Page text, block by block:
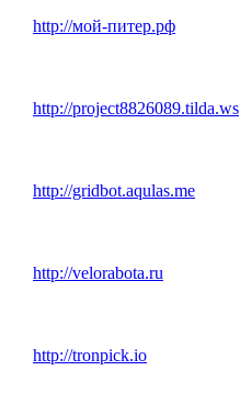
http://мой-питер.рф
http://project8826089.tilda.ws
http://gridbot.aqulas.me
http://velorabota.ru
http://tronpick.io